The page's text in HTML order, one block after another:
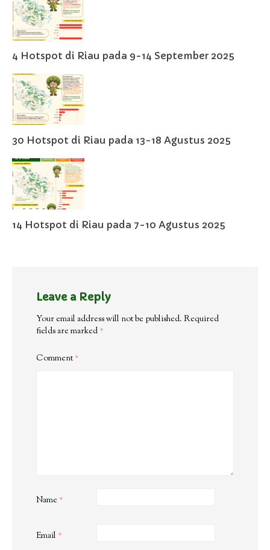
4 Hotspot di Riau pada 9-14 September 2025
30 Hotspot di Riau pada 13-18 Agustus 2025
14 Hotspot di Riau pada 7-10 Agustus 2025
Leave a Reply
Your email address will not be published. Required
fields are marked *
Comment*
Name *
Email *